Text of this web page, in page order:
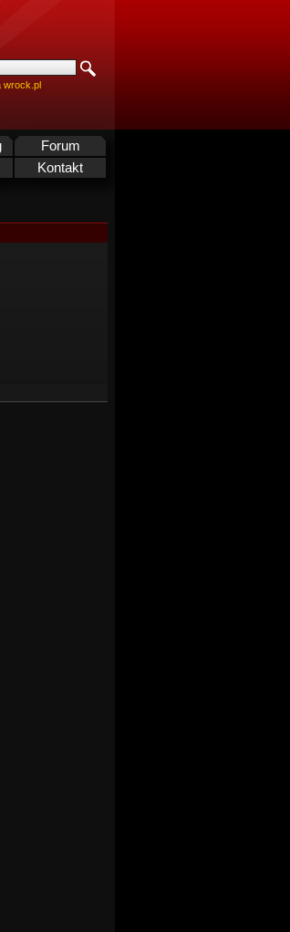
wrock.pl
Forum
Kontakt